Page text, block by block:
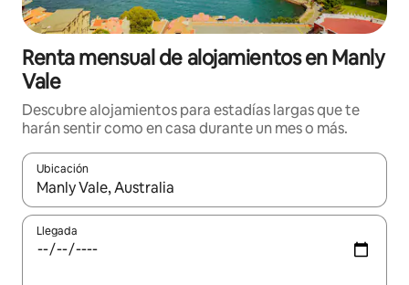
Renta mensual de alojamientos en Manly
Vale
Descubre alojamientos para estadías largas que te
harán sentir como en casa durante un mes o más.
Ubicación
Cuando los resultados estén disponibles, navega con las
Llegada